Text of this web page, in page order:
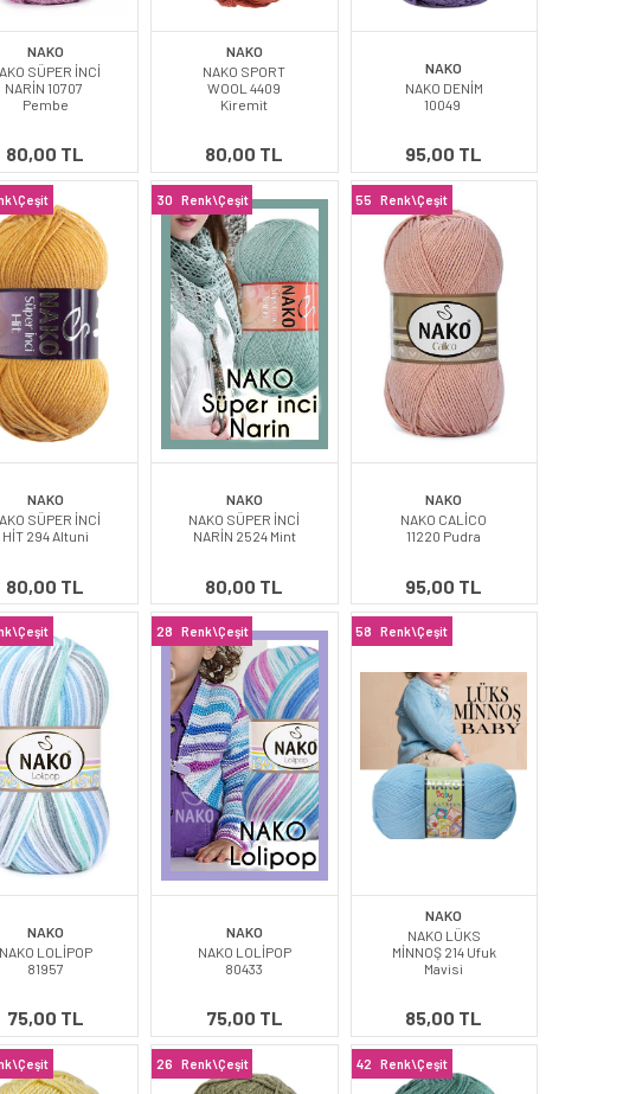
NAKO
SÜPER İNCİ
NARİN 10707
Pembe
80,00 TL
NAKO
NAKO SPORT
WOOL 4409
Kiremit
80,00 TL
NAKO
NAKO DENİM
10049
95,00 TL
NAKO
SÜPER İNCİ
HİT 294 Altuni
80,00 TL
30 Renk\Çeşit
NAKO
NAKO SÜPER İNCİ
NARİN 2524 Mint
80,00 TL
55 Renk\Çeşit
NAKO
NAKO CALİCO
11220 Pudra
95,00 TL
NAKO
NAKO LOLİPOP
81957
75,00 TL
28 Renk\Çeşit
NAKO
NAKO LOLİPOP
80433
75,00 TL
58 Renk\Çeşit
NAKO
NAKO LÜKS
MİNNOŞ 214 Ufuk
Mavisi
85,00 TL
26 Renk\Çeşit 42 Renk\Çeşit